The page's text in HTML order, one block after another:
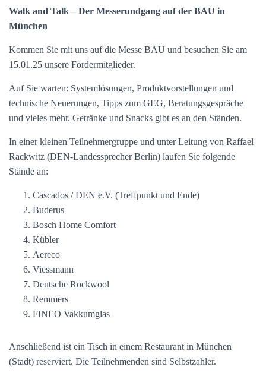
Walk and Talk – Der Messerundgang auf der BAU in
München
Kommen Sie mit uns auf die Messe BAU und besuchen Sie am
15.01.25 unsere Fördermitglieder.
Auf Sie warten: Systemlösungen, Produktvorstellungen und
technische Neuerungen, Tipps zum GEG, Beratungsgespräche
und vieles mehr. Getränke und Snacks gibt es an den Ständen.
In einer kleinen Teilnehmergruppe und unter Leitung von Raffael
Rackwitz (DEN-Landessprecher Berlin) laufen Sie folgende
Stände an:
Cascados / DEN e.V. (Treffpunkt und Ende)
Buderus
Bosch Home Comfort
Kübler
Aereco
Viessmann
Deutsche Rockwool
Remmers
FINEO Vakkumglas
Anschließend ist ein Tisch in einem Restaurant in München
(Stadt) reserviert. Die Teilnehmenden sind Selbstzahler.